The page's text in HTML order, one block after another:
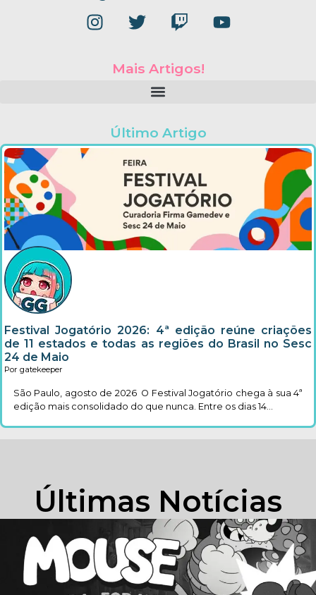
Mais Artigos!
Último Artigo
Festival Jogatório 2026: 4ª edição reúne criações
de 11 estados e todas as regiões do Brasil no Sesc
24 de Maio
Por gatekeeper
São Paulo, agosto de 2026 O Festival Jogatório chega à sua 4ª
edição mais consolidado do que nunca. Entre os dias 14...
Últimas Notícias